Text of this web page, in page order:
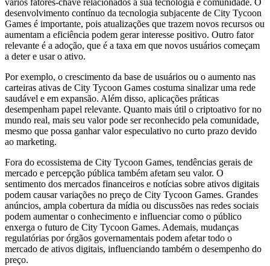
vários fatores-chave relacionados à sua tecnologia e comunidade. O
desenvolvimento contínuo da tecnologia subjacente de City Tycoon
Games é importante, pois atualizações que trazem novos recursos ou
aumentam a eficiência podem gerar interesse positivo. Outro fator
relevante é a adoção, que é a taxa em que novos usuários começam
a deter e usar o ativo.
Por exemplo, o crescimento da base de usuários ou o aumento nas
carteiras ativas de City Tycoon Games costuma sinalizar uma rede
saudável e em expansão. Além disso, aplicações práticas
desempenham papel relevante. Quanto mais útil o criptoativo for no
mundo real, mais seu valor pode ser reconhecido pela comunidade,
mesmo que possa ganhar valor especulativo no curto prazo devido
ao marketing.
Fora do ecossistema de City Tycoon Games, tendências gerais de
mercado e percepção pública também afetam seu valor. O
sentimento dos mercados financeiros e notícias sobre ativos digitais
podem causar variações no preço de City Tycoon Games. Grandes
anúncios, ampla cobertura da mídia ou discussões nas redes sociais
podem aumentar o conhecimento e influenciar como o público
enxerga o futuro de City Tycoon Games. Ademais, mudanças
regulatórias por órgãos governamentais podem afetar todo o
mercado de ativos digitais, influenciando também o desempenho do
preço.